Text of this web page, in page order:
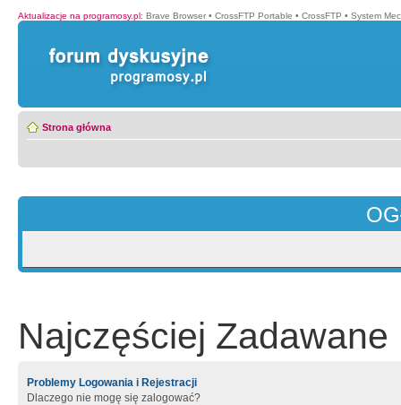
Aktualizacje na programosy.pl: Brave Browser • CrossFTP Portable • CrossFTP • System
Strona główna
Najczęściej Zadawane
Problemy Logowania i Rejestracji
Dlaczego nie mogę się zalogować?